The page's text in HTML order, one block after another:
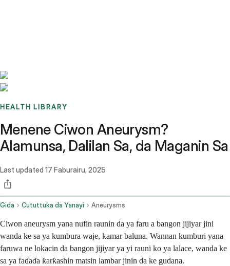
HEALTH LIBRARY
Menene Ciwon Aneurysm?
Alamunsa, Dalilan Sa, da Maganin Sa
Last updated 17 Faburairu, 2025
Gida Cututtuka da Yanayi Aneurysms
Ciwon aneurysm yana nufin raunin da ya faru a bangon jijiyar jini
wanda ke sa ya kumbura waje, kamar baluna. Wannan kumburi yana
faruwa ne lokacin da bangon jijiyar ya yi rauni ko ya lalace, wanda ke
sa ya faɗaɗa ƙarƙashin matsin lambar jinin da ke gudana.